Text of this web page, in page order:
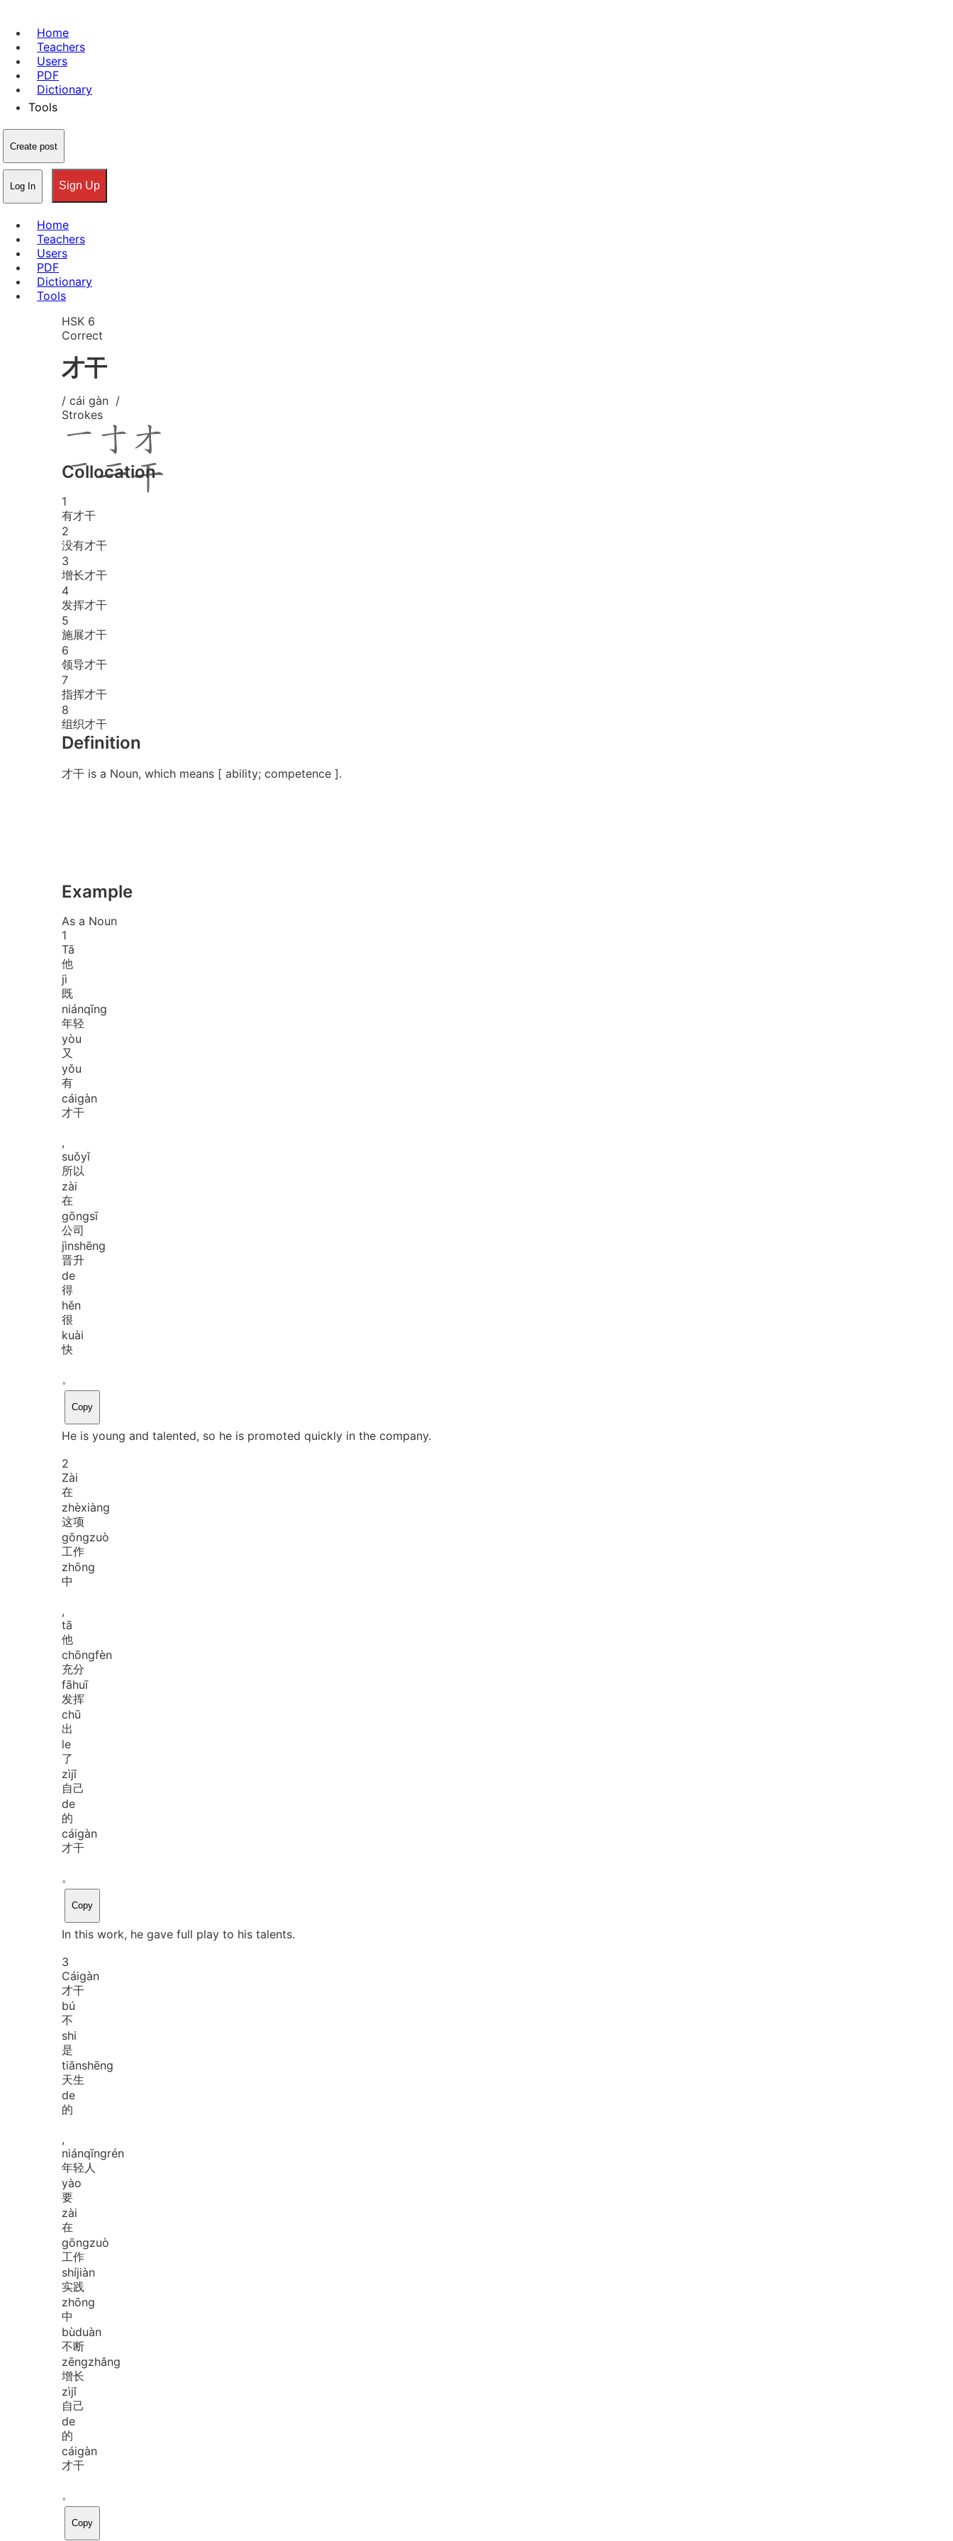
Home
Teachers
Users
PDF
Dictionary
Tools
Create post
Log In Sign Up
Home
Teachers
Users
PDF
Dictionary
Tools
HSK 6
Correct
才干
/ cái gàn /
Strokes
Collocation
1
有才干
2
没有才干
3
增长才干
4
发挥才干
5
施展才干
6
领导才干
7
指挥才干
8
组织才干
Definition
才干 is a Noun, which means [ ability; competence ].
Example
As a Noun
1
Tā
他
jì
既
niánqīng
年轻
yòu
又
yǒu
有
cáigàn
才干
,
suǒyǐ
所以
zài
在
gōngsī
公司
jìnshēng
晋升
de
得
hěn
很
kuài
快
。
Copy
He is young and talented, so he is promoted quickly in the company.
2
Zài
在
zhèxiàng
这项
gōngzuò
工作
zhōng
中
,
tā
他
chōngfèn
充分
fāhuī
发挥
chū
出
le
了
zìjǐ
自己
de
的
cáigàn
才干
。
Copy
In this work, he gave full play to his talents.
3
Cáigàn
才干
bú
不
shi
是
tiānshēng
天生
de
的
,
niánqīngrén
年轻人
yào
要
zài
在
gōngzuò
工作
shíjiàn
实践
zhōng
中
bùduàn
不断
zēngzhǎng
增长
zìjǐ
自己
de
的
cáigàn
才干
。
Copy